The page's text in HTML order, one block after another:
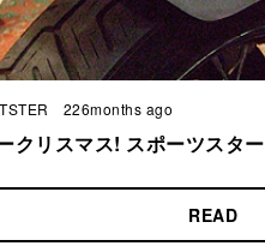
226months ago
クリスマス! スポーツスター
READ